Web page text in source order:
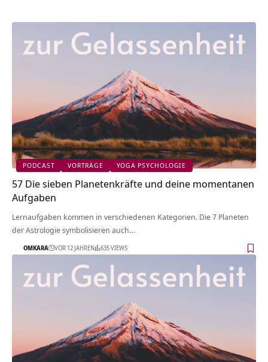
PODCAST VORTRÄGE YOGA PSYCHOLOGIE
57 Die sieben Planetenkräfte und deine momentanen
Aufgaben
Lernaufgaben kommen in verschiedenen Kategorien. Die 7 Planeten
der Astrologie symbolisieren auch…
OMKARA VOR 12 JAHREN 635 VIEWS